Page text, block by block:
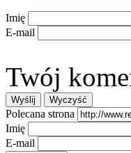
Imię
E-mail
Twój
Polecana strona
Imię
E-mail